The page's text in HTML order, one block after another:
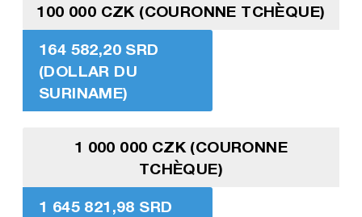
100 000 CZK (COURONNE TCHÈQUE)
164 582,20 SRD
(DOLLAR DU
SURINAME)
1 000 000 CZK (COURONNE
TCHÈQUE)
1 645 821,98 SRD